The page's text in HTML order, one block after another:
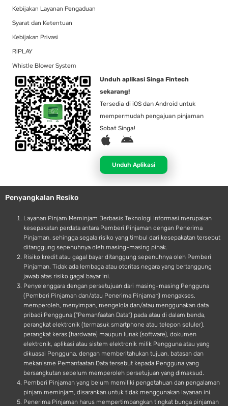
Kebijakan Layanan Pengaduan
Syarat dan Ketentuan
Kebijakan Privasi
RIPLAY
Whistle Blower System
Unduh aplikasi Singa Fintech
sekarang!
Tersedia di iOS dan Android untuk
mempermudah pengajuan pinjaman
Sobat Singa!
A
p
l
e
A
d
r
o
d
Unduh Aplikasi
Penyangkalan Resiko
Layanan Pinjam Meminjam Berbasis Teknologi Informasi merupakan
kesepakatan perdata antara Pemberi Pinjaman dengan Penerima
Pinjaman, sehingga segala risiko yang timbul dari kesepakatan tersebut
ditanggung sepenuhnya oleh masing-masing pihak.
Risiko kredit atau gagal bayar ditanggung sepenuhnya oleh Pemberi
Pinjaman. Tidak ada lembaga atau otoritas negara yang bertanggung
jawab atas risiko gagal bayar ini.
Penyelenggara dengan persetujuan dari masing-masing Pengguna
(Pemberi Pinjaman dan/atau Penerima Pinjaman) mengakses,
memperoleh, menyimpan, mengelola dan/atau menggunakan data
pribadi Pengguna (“Pemanfaatan Data”) pada atau di dalam benda,
perangkat elektronik (termasuk smartphone atau telepon seluler),
perangkat keras (hardware) maupun lunak (software), dokumen
elektronik, aplikasi atau sistem elektronik milik Pengguna atau yang
dikuasai Pengguna, dengan memberitahukan tujuan, batasan dan
mekanisme Pemanfaatan Data tersebut kepada Pengguna yang
bersangkutan sebelum memperoleh persetujuan yang dimaksud.
Pemberi Pinjaman yang belum memiliki pengetahuan dan pengalaman
pinjam meminjam, disarankan untuk tidak menggunakan layanan ini.
Penerima Pinjaman harus mempertimbangkan tingkat bunga pinjaman